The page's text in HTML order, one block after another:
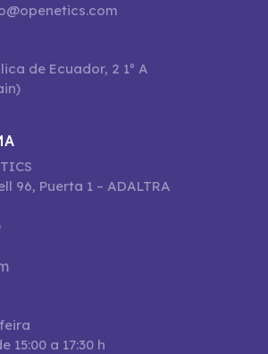
de Ecuador, 2 1º A
96, Puerta 1 – ADALTRA
15:00 a 17:30 h